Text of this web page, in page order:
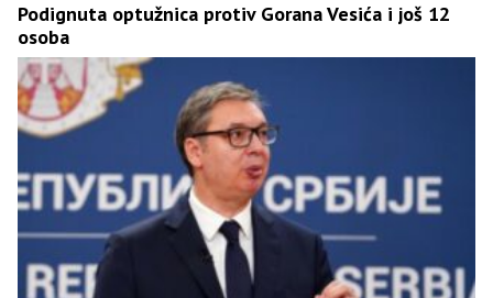
Podignuta optužnica protiv Gorana Vesića i još 12
osoba